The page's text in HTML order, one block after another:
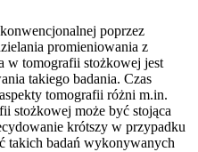
poprzez
promieniowania z
w tomografii stożkowej jest
takiego badania. Czas
tomografii różni m.in.
stożkowej może być stojąca
krótszy w przypadku
takich badań wykonywanych